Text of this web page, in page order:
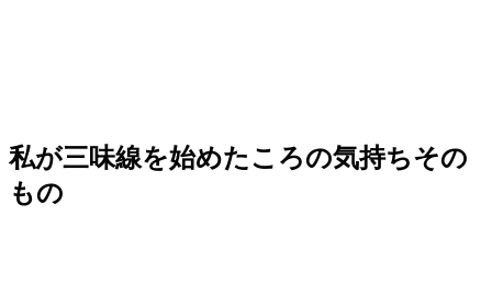
私が三味線を始めたころの気持ちその
もの